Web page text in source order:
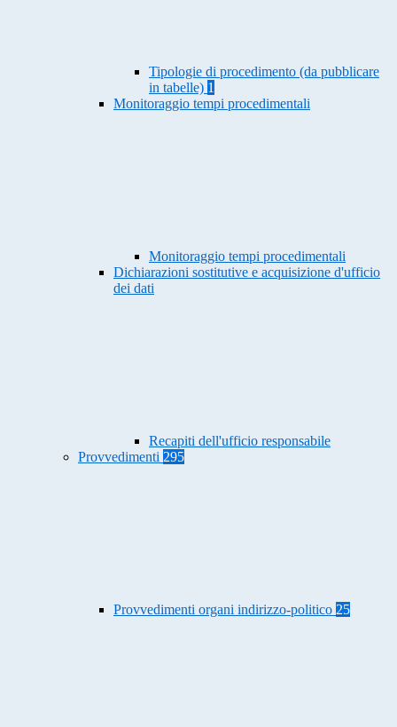
Tipologie di procedimento (da pubblicare
in tabelle) 1
Monitoraggio tempi procedimentali
Monitoraggio tempi procedimentali
Dichiarazioni sostitutive e acquisizione d'ufficio
dei dati
Recapiti dell'ufficio responsabile
Provvedimenti 295
Provvedimenti organi indirizzo-politico 25